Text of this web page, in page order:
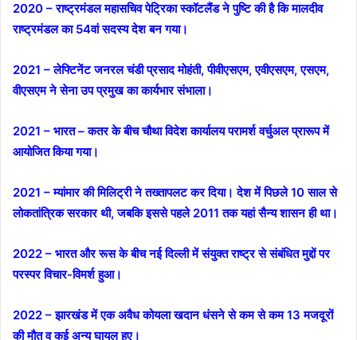
2020 – राष्ट्रमंडल महासचिव पेट्रिका स्कॉटलैंड ने पुष्टि की है कि मालदीव
राष्ट्रमंडल का 54वां सदस्य देश बन गया।
2021 – लेफ्टिनेंट जनरल चंडी प्रसाद मोहंती, पीवीएसएम, एवीएसएम, एसएम,
वीएसएम ने सेना उप प्रमुख का कार्यभार संभाला।
2021 – भारत – कतर के बीच चौथा विदेश कार्यालय परामर्श वर्चुअल प्रारूप में
आयोजित किया गया।
2021 – म्यांमार की मिलिट्री ने तख्तापलट कर दिया। देश में पिछले 10 साल से
लोकतांत्रिक सरकार थी, जबकि इससे पहले 2011 तक यहां सैन्य शासन ही था।
2022 – भारत और रूस के बीच नई दिल्ली में संयुक्त राष्ट्र से संबंधित मुद्दों पर
परस्‍पर विचार-विमर्श हुआ।
2022 – झारखंड में एक अवैध कोयला खदान धंसने से कम से कम 13 मजदूरों
की मौत व कई अन्य घायल हुए।